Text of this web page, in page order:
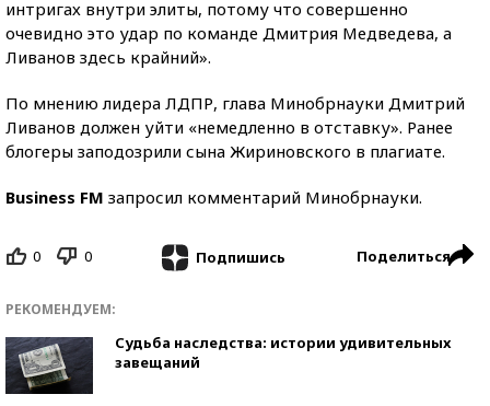
интригах внутри элиты, потому что совершенно
очевидно это удар по команде Дмитрия Медведева, а
Ливанов здесь крайний».
По мнению лидера ЛДПР, глава Минобрнауки Дмитрий
Ливанов должен уйти «немедленно в отставку». Ранее
блогеры заподозрили сына Жириновского в плагиате.
Business FM запросил комментарий Минобрнауки.
0 0 Подпишись Поделиться
РЕКОМЕНДУЕМ:
Судьба наследства: истории удивительных
завещаний